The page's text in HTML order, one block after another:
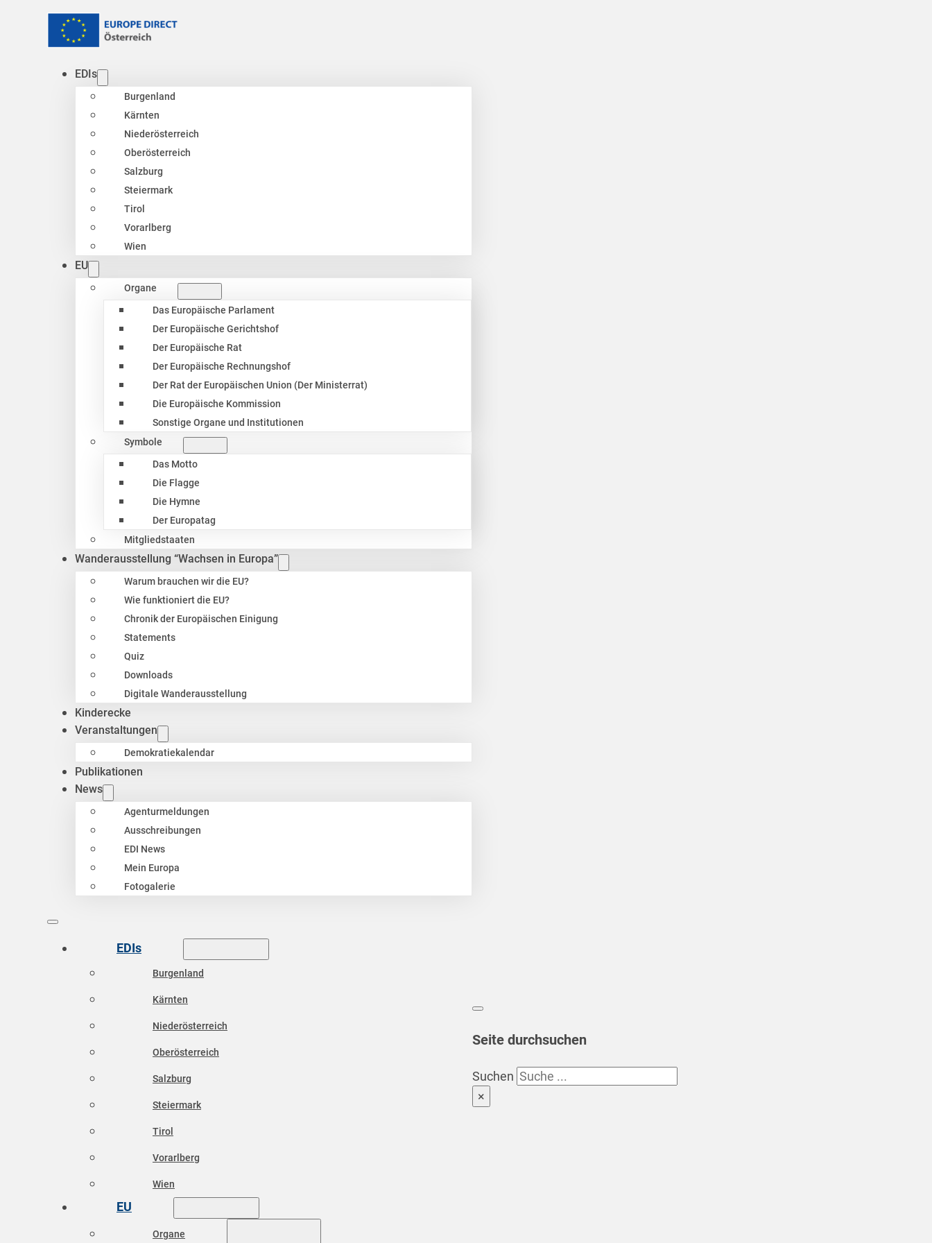
EDIs
Burgenland
Kärnten
Niederösterreich
Oberösterreich
Salzburg
Steiermark
Tirol
Vorarlberg
Wien
EU
Organe
Das Europäische Parlament
Der Europäische Gerichtshof
Der Europäische Rat
Der Europäische Rechnungshof
Der Rat der Europäischen Union (Der Ministerrat)
Die Europäische Kommission
Sonstige Organe und Institutionen
Symbole
Das Motto
Die Flagge
Die Hymne
Der Europatag
Mitgliedstaaten
Wanderausstellung “Wachsen in Europa”
Warum brauchen wir die EU?
Wie funktioniert die EU?
Chronik der Europäischen Einigung
Statements
Quiz
Downloads
Digitale Wanderausstellung
Kinderecke
Veranstaltungen
Demokratiekalendar
Publikationen
News
Agenturmeldungen
Ausschreibungen
EDI News
Mein Europa
Fotogalerie
EDIs
Burgenland
Kärnten
Niederösterreich
Oberösterreich
Salzburg
Steiermark
Tirol
Vorarlberg
Wien
EU
Organe
Seite durchsuchen
Suchen
×